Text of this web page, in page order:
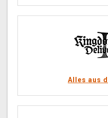
Alles aus